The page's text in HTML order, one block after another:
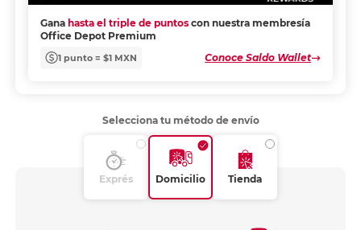
Gana hasta el triple de puntos con nuestra membresía
Office Depot Premium
1 punto = $1 MXN Conoce Saldo Wallet
Selecciona tu método de envío
Exprés Domicilio Tienda